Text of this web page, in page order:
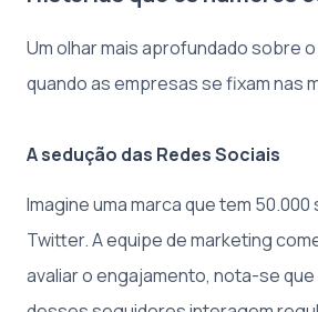
Um olhar mais aprofundado sobre
quando as empresas se fixam nas
A sedução das Redes Sociais
Imagine uma marca que tem
Twitter. A equipe de marketing
avaliar o engajamento, nota-se